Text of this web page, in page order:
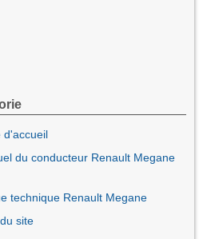
d'accueil
du conducteur Renault Megane
technique Renault Megane
site